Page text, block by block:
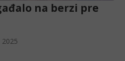
na berzi pre